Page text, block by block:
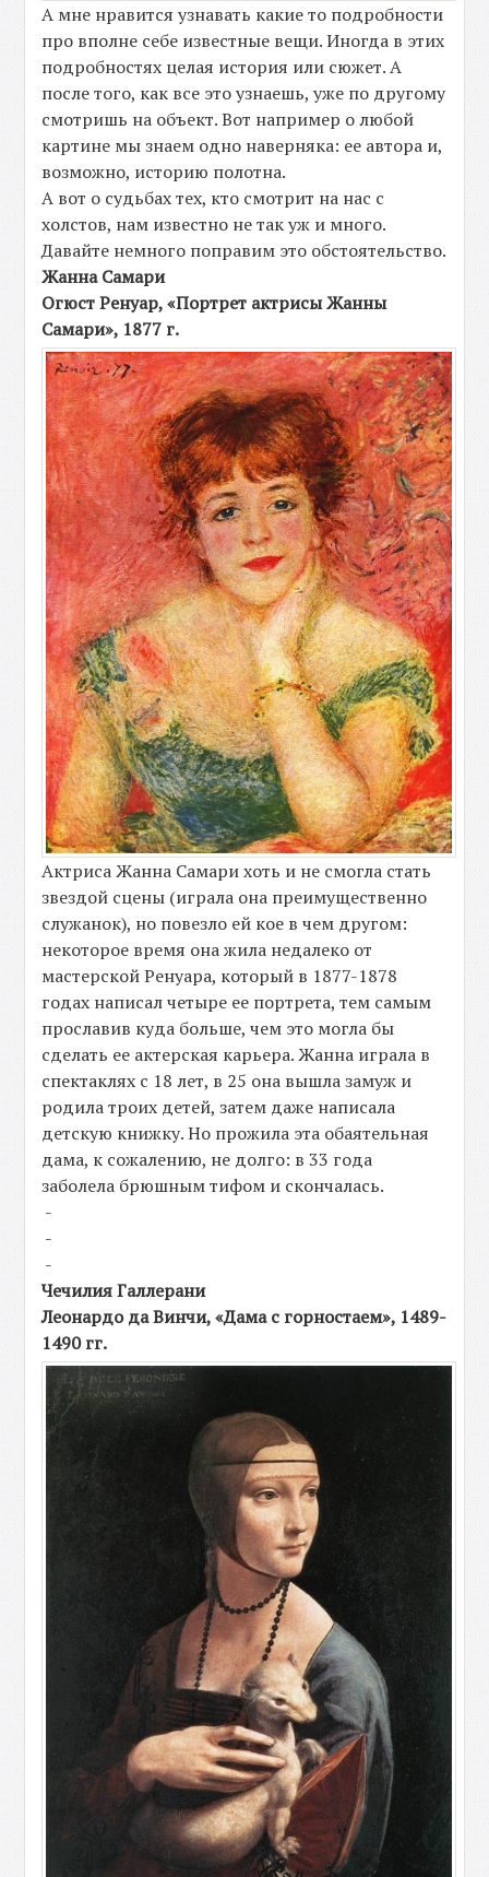
А мне нравится узнавать какие то подробности
про вполне себе известные вещи. Иногда в этих
подробностях целая история или сюжет. А
после того, как все это узнаешь, уже по другому
смотришь на объект. Вот например о любой
картине мы знаем одно наверняка: ее автора и,
возможно, историю полотна.
А вот о судьбах тех, кто смотрит на нас с
холстов, нам известно не так уж и много.
Давайте немного поправим это обстоятельство.
Жанна Самари
Огюст Ренуар, «Портрет актрисы Жанны
Самари», 1877 г.
Актриса Жанна Самари хоть и не смогла стать
звездой сцены (играла она преимущественно
служанок), но повезло ей кое в чем другом:
некоторое время она жила недалеко от
мастерской Ренуара, который в 1877-1878
годах написал четыре ее портрета, тем самым
прославив куда больше, чем это могла бы
сделать ее актерская карьера. Жанна играла в
спектаклях с 18 лет, в 25 она вышла замуж и
родила троих детей, затем даже написала
детскую книжку. Но прожила эта обаятельная
дама, к сожалению, не долго: в 33 года
заболела брюшным тифом и скончалась.
-
-
-
Чечилия Галлерани
Леонардо да Винчи, «Дама с горностаем», 1489-
1490 гг.